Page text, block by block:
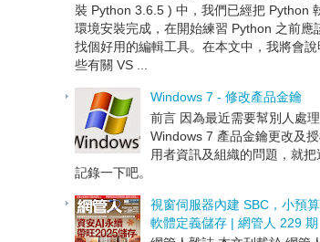
裝 Python 3.6.5 ) 中，我們已經把 Python
環境安裝完成，在開始練習 Python 之前應
找個好用的編輯工具。在本文中，我將會說
些有關 VS ...
Windows 7 - 修改產品金鑰
前言 因為最近需要幫別人處理
Windows 7 產品金鑰更改及
用者資訊及組織的問題，就把
記錄一下吧。
視窗伺服器內建 SBC，小預
軟體定義儲存 | 網管人 229 期